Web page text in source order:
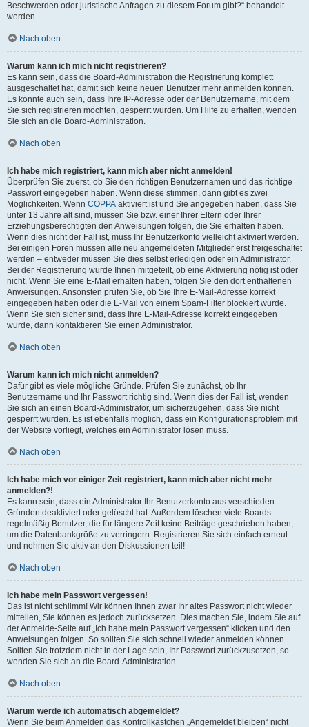
Beschwerden oder juristische Anfragen zu diesem Forum gibt?“ behandelt
werden.
Nach oben
Warum kann ich mich nicht registrieren?
Es kann sein, dass die Board-Administration die Registrierung komplett
ausgeschaltet hat, damit sich keine neuen Benutzer mehr anmelden können.
Es könnte auch sein, dass Ihre IP-Adresse oder der Benutzername, mit dem
Sie sich registrieren möchten, gesperrt wurden. Um Hilfe zu erhalten, wenden
Sie sich an die Board-Administration.
Nach oben
Ich habe mich registriert, kann mich aber nicht anmelden!
Überprüfen Sie zuerst, ob Sie den richtigen Benutzernamen und das richtige
Passwort eingegeben haben. Wenn diese stimmen, dann gibt es zwei
Möglichkeiten. Wenn COPPA aktiviert ist und Sie angegeben haben, dass Sie
unter 13 Jahre alt sind, müssen Sie bzw. einer Ihrer Eltern oder Ihrer
Erziehungsberechtigten den Anweisungen folgen, die Sie erhalten haben.
Wenn dies nicht der Fall ist, muss Ihr Benutzerkonto vielleicht aktiviert werden.
Bei einigen Foren müssen alle neu angemeldeten Mitglieder erst freigeschaltet
werden – entweder müssen Sie dies selbst erledigen oder ein Administrator.
Bei der Registrierung wurde Ihnen mitgeteilt, ob eine Aktivierung nötig ist oder
nicht. Wenn Sie eine E-Mail erhalten haben, folgen Sie den dort enthaltenen
Anweisungen. Ansonsten prüfen Sie, ob Sie Ihre E-Mail-Adresse korrekt
eingegeben haben oder die E-Mail von einem Spam-Filter blockiert wurde.
Wenn Sie sich sicher sind, dass Ihre E-Mail-Adresse korrekt eingegeben
wurde, dann kontaktieren Sie einen Administrator.
Nach oben
Warum kann ich mich nicht anmelden?
Dafür gibt es viele mögliche Gründe. Prüfen Sie zunächst, ob Ihr
Benutzername und Ihr Passwort richtig sind. Wenn dies der Fall ist, wenden
Sie sich an einen Board-Administrator, um sicherzugehen, dass Sie nicht
gesperrt wurden. Es ist ebenfalls möglich, dass ein Konfigurationsproblem mit
der Website vorliegt, welches ein Administrator lösen muss.
Nach oben
Ich habe mich vor einiger Zeit registriert, kann mich aber nicht mehr
anmelden?!
Es kann sein, dass ein Administrator Ihr Benutzerkonto aus verschieden
Gründen deaktiviert oder gelöscht hat. Außerdem löschen viele Boards
regelmäßig Benutzer, die für längere Zeit keine Beiträge geschrieben haben,
um die Datenbankgröße zu verringern. Registrieren Sie sich einfach erneut
und nehmen Sie aktiv an den Diskussionen teil!
Nach oben
Ich habe mein Passwort vergessen!
Das ist nicht schlimm! Wir können Ihnen zwar Ihr altes Passwort nicht wieder
mitteilen, Sie können es jedoch zurücksetzen. Dies machen Sie, indem Sie auf
der Anmelde-Seite auf „Ich habe mein Passwort vergessen“ klicken und den
Anweisungen folgen. So sollten Sie sich schnell wieder anmelden können.
Sollten Sie trotzdem nicht in der Lage sein, Ihr Passwort zurückzusetzen, so
wenden Sie sich an die Board-Administration.
Nach oben
Warum werde ich automatisch abgemeldet?
Wenn Sie beim Anmelden das Kontrollkästchen „Angemeldet bleiben“ nicht